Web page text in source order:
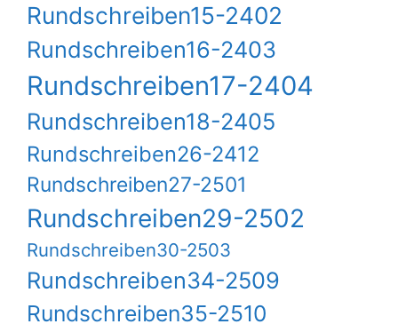
Rundschreiben15-2402
Rundschreiben16-2403
Rundschreiben17-2404
Rundschreiben18-2405
Rundschreiben26-2412
Rundschreiben27-2501
Rundschreiben29-2502
Rundschreiben30-2503
Rundschreiben34-2509
Rundschreiben35-2510